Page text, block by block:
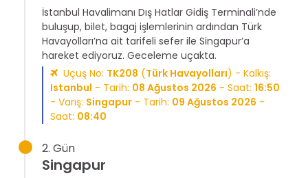
İstanbul Havalimanı Dış Hatlar Gidiş Terminali’nde
buluşup, bilet, bagaj işlemlerinin ardından Türk
Havayolları’na ait tarifeli sefer ile Singapur’a
hareket ediyoruz. Geceleme uçakta.
Uçuş No: TK208 (Türk Havayolları) - Kalkış:
Istanbul - Tarih: 08 Ağustos 2026 - Saat: 16:50
- Varış: Singapur - Tarih: 09 Ağustos 2026 -
Saat: 08:40
2. Gün
Singapur